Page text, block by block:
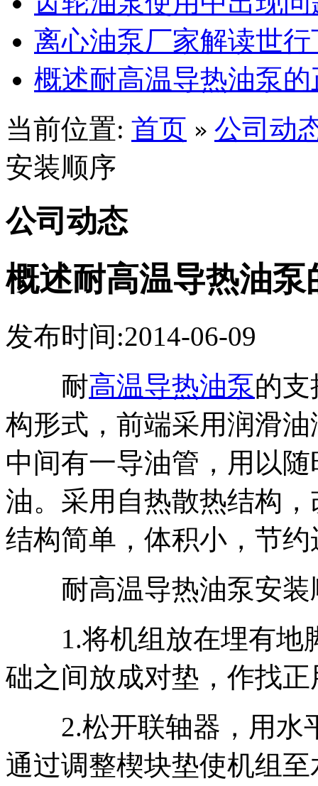
离心油泵厂家解读世
概述耐高温导热油泵
当前位置: 首页 » 公司动
安装顺序
公司动态
概述耐高温导热油
发布时间:2014-06-09
耐高温导热油泵的
构形式，前端采用润滑
中间有一导油管，用以
油。采用自热散热结构
结构简单，体积小，节
耐高温导热油泵安装
1.将机组放在埋有地
础之间放成对垫，作找正
2.松开联轴器，用水
通过调整楔块垫使机组